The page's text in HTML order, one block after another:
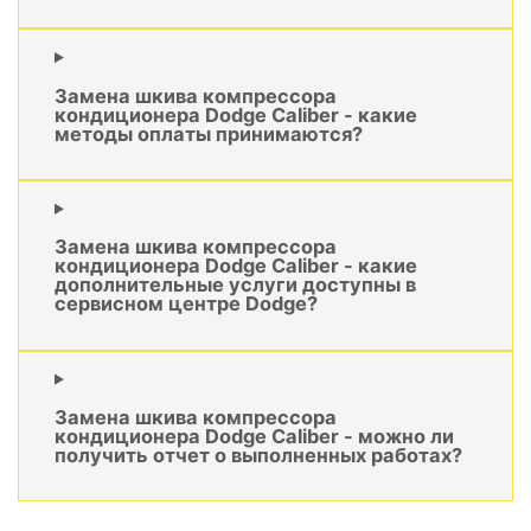
Замена шкива компрессора
кондиционера Dodge Caliber - какие
методы оплаты принимаются?
Замена шкива компрессора
кондиционера Dodge Caliber - какие
дополнительные услуги доступны в
сервисном центре Dodge?
Замена шкива компрессора
кондиционера Dodge Caliber - можно ли
получить отчет о выполненных работах?